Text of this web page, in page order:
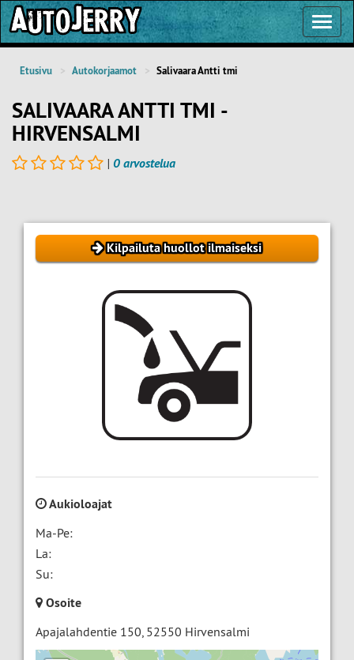
Etusivu Autokorjaamot Salivaara Antti tmi
SALIVAARA ANTTI TMI -
HIRVENSALMI
| 0 arvostelua
Kilpailuta huollot ilmaiseksi
Aukioloajat
Ma-Pe:
La:
Su:
Osoite
Apajalahdentie 150, 52550 Hirvensalmi